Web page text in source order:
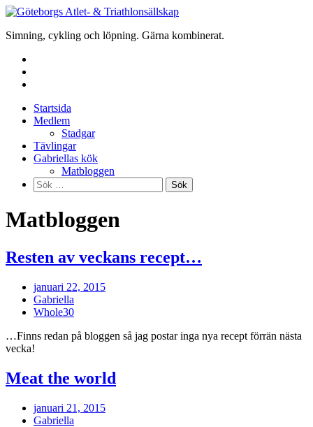
Skip
content
Simning, cykling och löpning. Gärna kombinerat.
Startsida
Medlem
Stadgar
Tävlingar
Gabriellas kök
Matbloggen
Sök
efter:
Matbloggen
Resten av veckans recept…
januari 22, 2015
Gabriella
Whole30
…Finns redan på bloggen så jag postar inga nya recept förrän nästa
vecka!
Meat the world
januari 21, 2015
Gabriella